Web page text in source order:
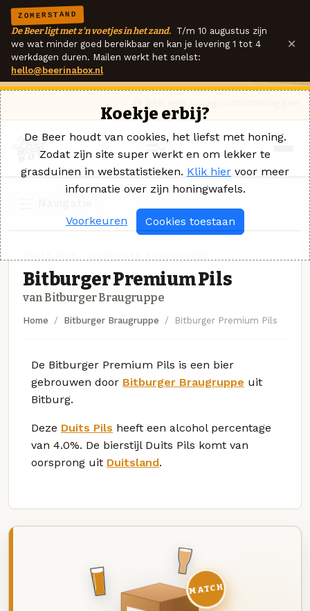
ZOMERSTAND
De Beer ligt met z'n voetjes in het zand. T/m 10 augustus zijn
we wat minder goed bereikbaar en kan je levering 1 tot 4
werkdagen duren. Mailen werkt het snelst:
hello@beerinabox.nl
×
Bitburger Premium Pils
van Bitburger Braugruppe
Home Bitburger Braugruppe Bitburger Premium Pils
De Bitburger Premium Pils is een bier
gebrouwen door Bitburger Braugruppe uit
Bitburg.
Deze Duits Pils heeft een alcohol percentage
van 4.0%. De bierstijl Duits Pils komt van
oorsprong uit Duitsland.
MATCH
Koekje erbij?
De Beer houdt van cookies, het liefst met honing.
Zodat zijn site super werkt en om lekker te
grasduinen in webstatistieken. Klik hier voor meer
informatie over zijn honingwafels.
Voorkeuren Cookies toestaan